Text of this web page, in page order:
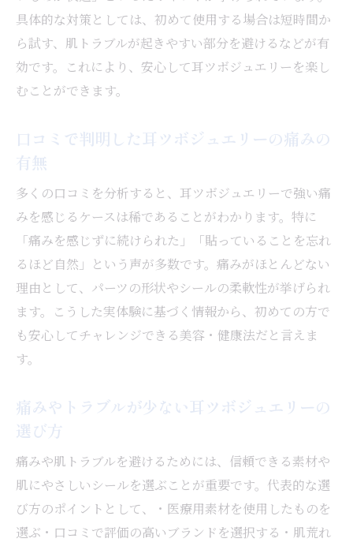
具体的な対策としては、初めて使用する場合は短時間か
ら試す、肌トラブルが起きやすい部分を避けるなどが有
効です。これにより、安心して耳ツボジュエリーを楽し
むことができます。
口コミで判明した耳ツボジュエリーの痛みの
有無
多くの口コミを分析すると、耳ツボジュエリーで強い痛
みを感じるケースは稀であることがわかります。特に
「痛みを感じずに続けられた」「貼っていることを忘れ
るほど自然」という声が多数です。痛みがほとんどない
理由として、パーツの形状やシールの柔軟性が挙げられ
ます。こうした実体験に基づく情報から、初めての方で
も安心してチャレンジできる美容・健康法だと言えま
す。
痛みやトラブルが少ない耳ツボジュエリーの
選び方
痛みや肌トラブルを避けるためには、信頼できる素材や
肌にやさしいシールを選ぶことが重要です。代表的な選
び方のポイントとして、・医療用素材を使用したものを
選ぶ・口コミで評価の高いブランドを選択する・肌荒れ